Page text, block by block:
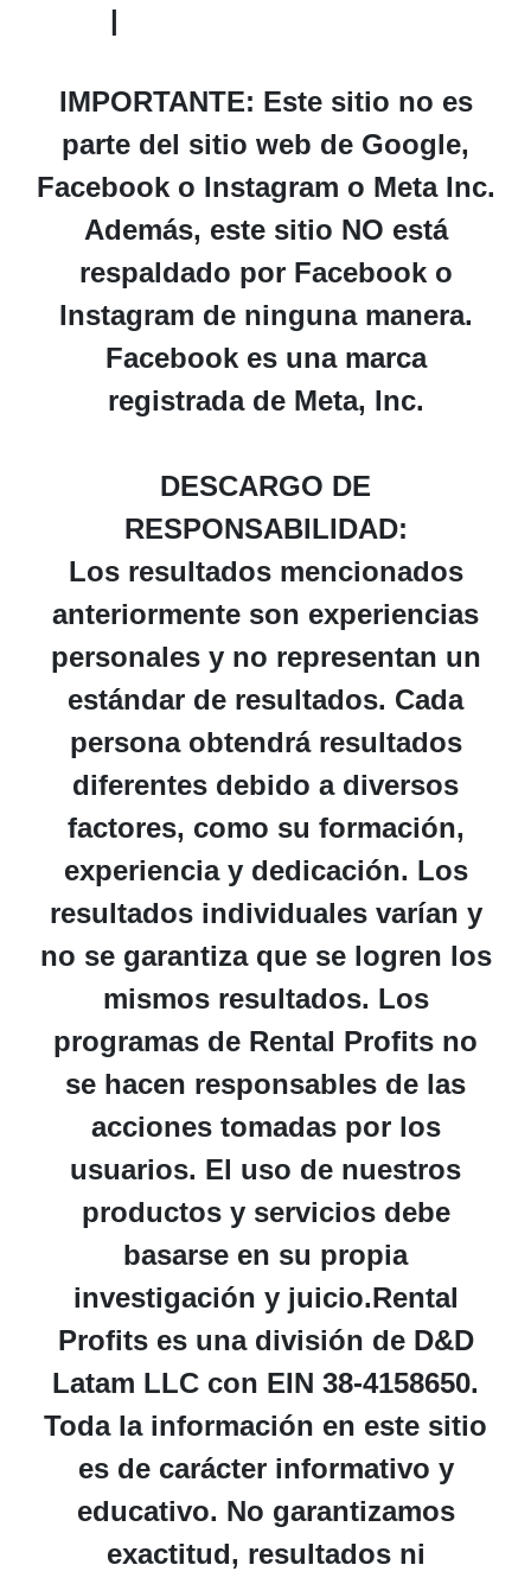
|
IMPORTANTE: Este sitio no es
parte del sitio web de Google,
Facebook o Instagram o Meta Inc.
Además, este sitio NO está
respaldado por Facebook o
Instagram de ninguna manera.
Facebook es una marca
registrada de Meta, Inc.
DESCARGO DE
RESPONSABILIDAD:
Los resultados mencionados
anteriormente son experiencias
personales y no representan un
estándar de resultados. Cada
persona obtendrá resultados
diferentes debido a diversos
factores, como su formación,
experiencia y dedicación. Los
resultados individuales varían y
no se garantiza que se logren los
mismos resultados. Los
programas de Rental Profits no
se hacen responsables de las
acciones tomadas por los
usuarios. El uso de nuestros
productos y servicios debe
basarse en su propia
investigación y juicio.Rental
Profits es una división de D&D
Latam LLC con EIN 38-4158650.
Toda la información en este sitio
es de carácter informativo y
educativo. No garantizamos
exactitud, resultados ni